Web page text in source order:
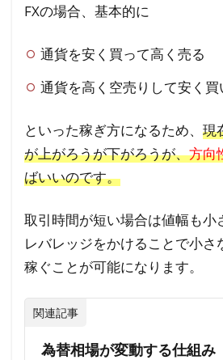
FXの場合、基本的に
通貨を安く買って高く売る
通貨を高く空売りして安く買
といった稼ぎ方になるため、 現
が上がろうが下がろうが、方向
ばいいのです。
取引時間が短い場合は値幅も小
レバレッジをかけることで小さ
稼ぐことが可能になります。
関連記事
為替相場が変動する仕組み